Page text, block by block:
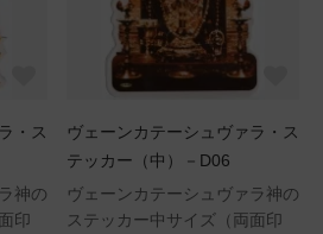
・ス
神の
印
ヴェーンカテーシュヴァラ・ス
テッカー（中）－D06
ヴェーンカテーシュヴァラ神の
ステッカー中サイズ（両面印